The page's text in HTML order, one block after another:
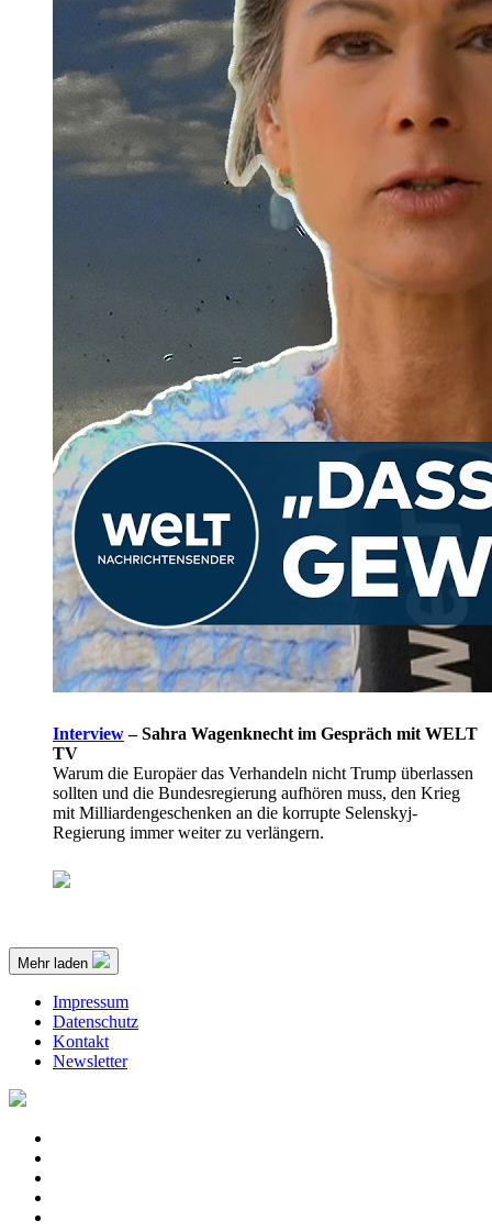
Interview– Sahra Wagenknecht im Gespräch mit WELT
TV
Warum die Europäer das Verhandeln nicht Trump überlassen
sollten und die Bundesregierung aufhören muss, den Krieg
mit Milliardengeschenken an die korrupte Selenskyj-
Regierung immer weiter zu verlängern.
Mehr laden
Impressum
Datenschutz
Kontakt
Newsletter